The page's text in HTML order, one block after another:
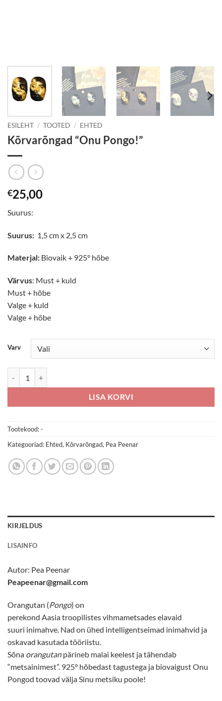
ESILEHT / TOOTED / EHTED
Kõrvarõngad “Onu Pongo!”
€25,00
Suurus:
Suurus: 1,5 cm x 2,5 cm
Materjal: Biovaik + 925° hõbe
Värvus: Must + kuld
Must + hõbe
Valge + kuld
Valge + hõbe
Varv
LISA KORVI
Tootekood:-
Kategooriad: Ehted, Kõrvarõngad, Pea Peenar
KIRJELDUS
LISAINFO
Autor: Pea Peenar
Peapeenar@gmail.com
Orangutan (Pongo) on
perekond Aasiatroopilistesvihmametsadeselavaid
suuri inimahve . Nad on ühed intelligentseimad inimahvid ja
oskavad kasutada tööriistu.
Sõna orangutanpärineb malai keelest ja tähendab
“metsainimest”. 925° hõbedast tagustega ja biovaigust Onu
Pongod toovad välja Sinu metsiku poole!